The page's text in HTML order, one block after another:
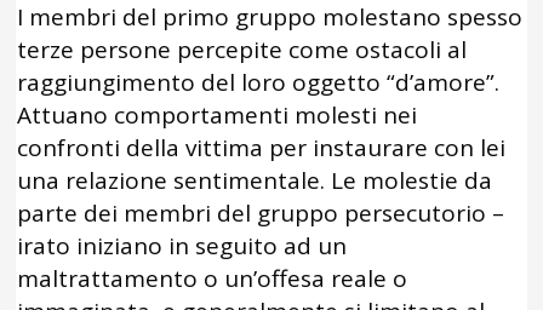
I membri del primo gruppo molestano spesso
terze persone percepite come ostacoli al
raggiungimento del loro oggetto “d’amore”.
Attuano comportamenti molesti nei
confronti della vittima per instaurare con lei
una relazione sentimentale. Le molestie da
parte dei membri del gruppo persecutorio –
irato iniziano in seguito ad un
maltrattamento o un’offesa reale o